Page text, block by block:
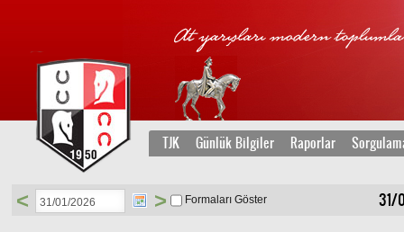
TJK Günlük Bilgiler Raporlar
31/
< > Formaları Göster